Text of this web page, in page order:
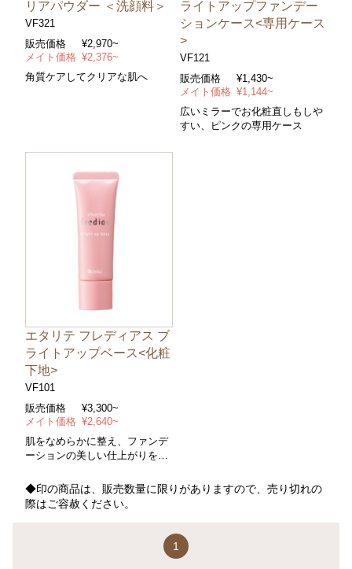
リアパウダー ＜洗顔料＞
VF321
販売価格
¥2,970~
メイト価格 ¥2,376~
角質ケアしてクリアな肌へ
ライトアップファンデー
ションケース<専用ケース
>
VF121
販売価格
¥1,430~
メイト価格 ¥1,144~
広いミラーでお化粧直しもしや
すい、ピンクの専用ケース
エタリテ フレディアス ブ
ライトアップベース<化粧
下地>
VF101
販売価格
¥3,300~
メイト価格 ¥2,640~
肌をなめらかに整え、ファンデ
ーションの美しい仕上がりを保
◆印の商品は、販売数量に限りがありますので、売り切れの
際はご容赦ください。
1